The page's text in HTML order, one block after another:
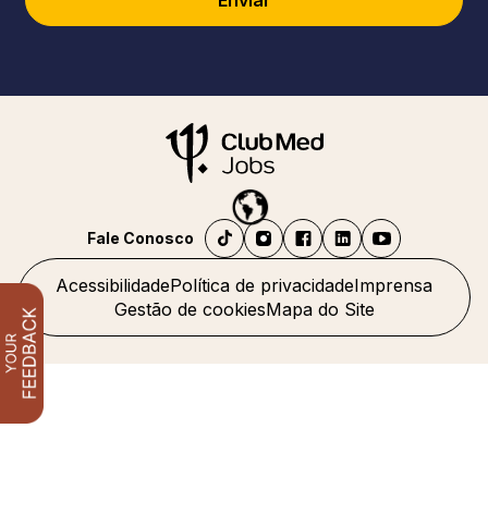
AcessibilidadePolítica de privacidadeImprensa
Gestão de cookiesMapa do Site
Fale Conosco